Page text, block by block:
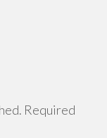
Required